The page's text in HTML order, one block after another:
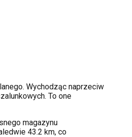
Wychodząc naprzeciw
To one
magazynu
43.2 km, co